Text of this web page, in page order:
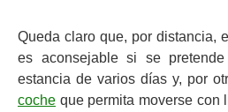
Queda claro que, por distancia,
es aconsejable si se
estancia de varios días y, por
coche que permita moverse con